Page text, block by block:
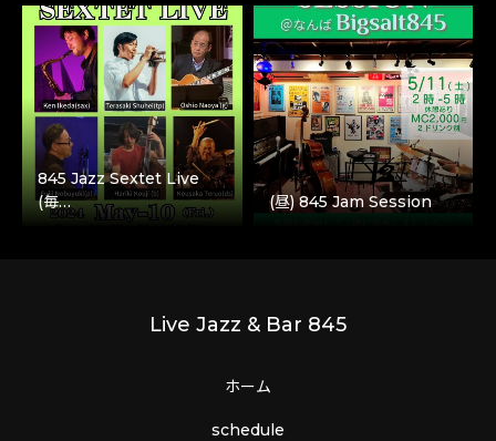
845 Jazz Sextet Live
(毎…
(昼) 845 Jam Session
Live Jazz & Bar 845
ホーム
schedule